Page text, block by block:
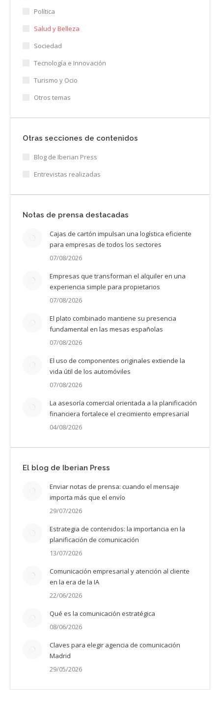
Política
Salud y Belleza
Sociedad
Tecnología e Innovación
Turismo y Ocio
Otros temas
Otras secciones de contenidos
Blog de Iberian Press
Entrevistas realizadas
Notas de prensa destacadas
Cajas de cartón impulsan una logística eficiente
para empresas de todos los sectores
07/08/2026
Empresas que transforman el alquiler en una
experiencia simple para propietarios
07/08/2026
El plato combinado mantiene su presencia
fundamental en las mesas españolas
07/08/2026
El uso de componentes originales extiende la
vida útil de los automóviles
07/08/2026
La asesoría comercial orientada a la planificación
financiera fortalece el crecimiento empresarial
04/08/2026
El blog de Iberian Press
Enviar notas de prensa: cuando el mensaje
importa más que el envío
29/07/2026
Estrategia de contenidos: la importancia en la
planificación de comunicación
13/07/2026
Comunicación empresarial y atención al cliente
en la era de la IA
22/06/2026
Qué es la comunicación estratégica
08/06/2026
Claves para elegir agencia de comunicación
Madrid
29/05/2026